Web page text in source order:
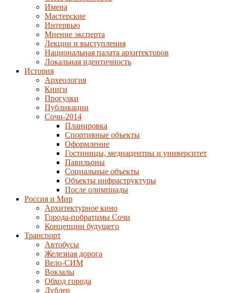
Имена
Мастерские
Интервью
Мнение эксперта
Лекции и выступления
Национальная палата архитекторов
Локальная идентичность
История
Археология
Книги
Прогулки
Публикации
Сочи-2014
Планировка
Спортивные объекты
Оформление
Гостиницы, медиацентры и университет
Павильоны
Социальные объекты
Объекты инфраструктуры
После олимпиады
Россия и Мир
Архитектурное кино
Города-побратимы Сочи
Концепции будущего
Транспорт
Автобусы
Железная дорога
Вело-СИМ
Вокзалы
Обход города
Дублер